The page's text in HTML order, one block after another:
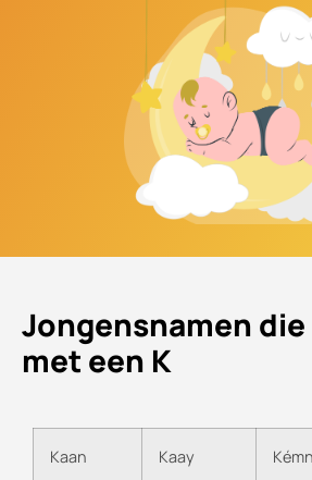
Jongensnamen
met een K
Kaan Kaay Kémn